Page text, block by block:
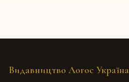
Видавництво Логос Україна